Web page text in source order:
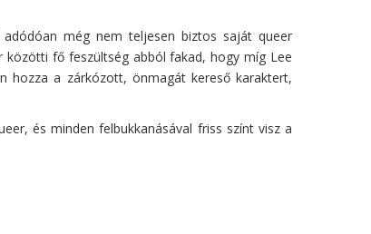
adódóan még nem teljesen biztos saját queer
közötti fő feszültség abból fakad, hogy míg Lee
hozza a zárkózott, önmagát kereső karaktert,
és minden felbukkanásával friss színt visz a